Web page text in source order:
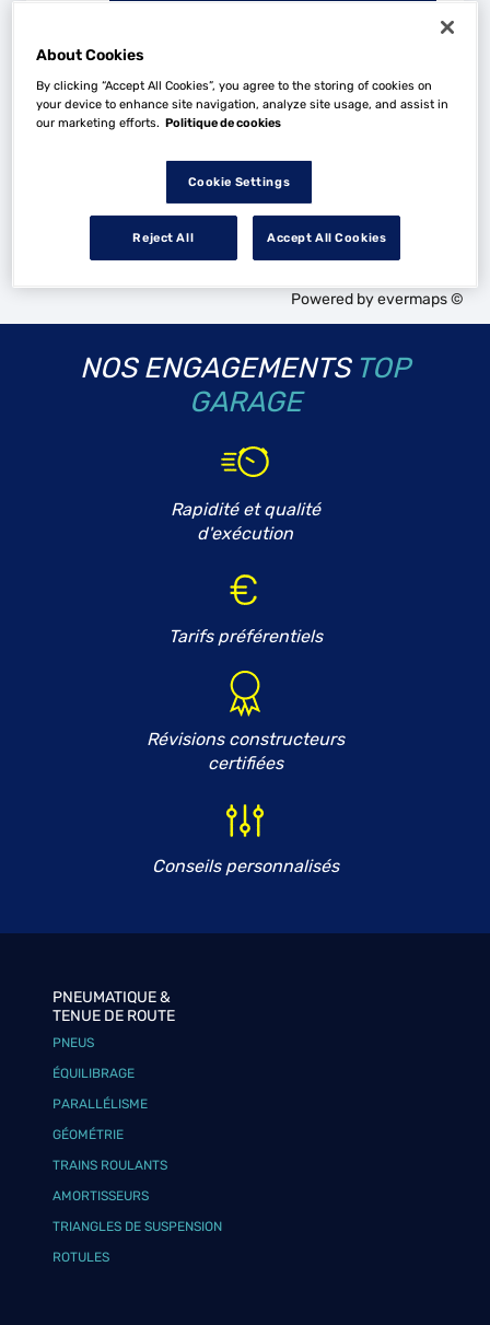
Les Top Garage dans les villes à proximité
Powered byevermaps ©
NOS ENGAGEMENTS TOP
GARAGE
Rapidité et qualité
d'exécution
Tarifs préférentiels
Révisions constructeurs
certifiées
Conseils personnalisés
PNEUMATIQUE &
TENUE DE ROUTE
PNEUS
ÉQUILIBRAGE
PARALLÉLISME
GÉOMÉTRIE
TRAINS ROULANTS
AMORTISSEURS
TRIANGLES DE SUSPENSION
ROTULES
About Cookies
By clicking “Accept All Cookies”, you agree to the storing of cookies on
your device to enhance site navigation, analyze site usage, and assist in
our marketing efforts. Politique de cookies
Cookie Settings
Reject All Accept All Cookies